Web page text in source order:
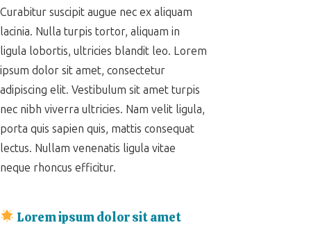
Curabitur suscipit augue nec ex aliquam
lacinia. Nulla turpis tortor, aliquam in
ligula lobortis, ultricies blandit leo. Lorem
ipsum dolor sit amet, consectetur
adipiscing elit. Vestibulum sit amet turpis
nec nibh viverra ultricies. Nam velit ligula,
porta quis sapien quis, mattis consequat
lectus. Nullam venenatis ligula vitae
neque rhoncus efficitur.
Lorem ipsum dolor sit amet